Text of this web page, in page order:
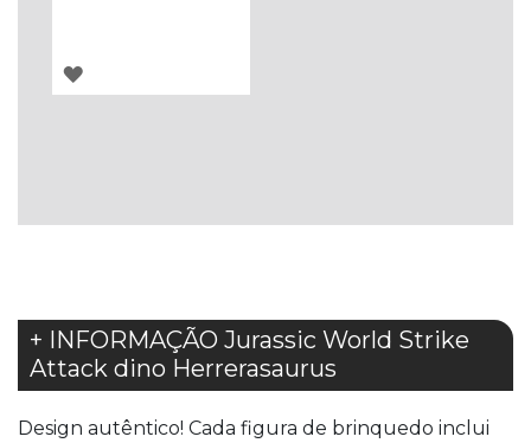
ADICIONAR
+ INFORMAÇÃO Jurassic World Strike
Attack dino Herrerasaurus
Design autêntico! Cada figura de brinquedo inclui